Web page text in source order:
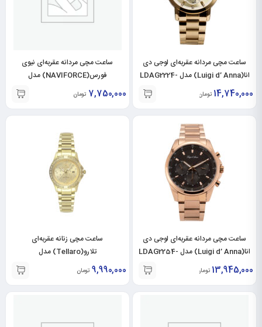
ساعت مچی مردانه عقربه‌ای لوجی دی
انا(Luigi d’ Anna) مدل LDAG2224-
14,740,000 تومان
ساعت مچی مردانه عقربه‌ای نیوی
فورس(NAVIFORCE) مدل
NF9192M-SL-RO7,750,000 تومان
ساعت مچی مردانه عقربه‌ای لوجی دی
انا(Luigi d’ Anna) مدل LDAG2254-
13,945,000 تومان
ساعت مچی زنانه عقربه‌ای
تلارو(Tellaro) مدل
T3040LS55559,990,000 تومان